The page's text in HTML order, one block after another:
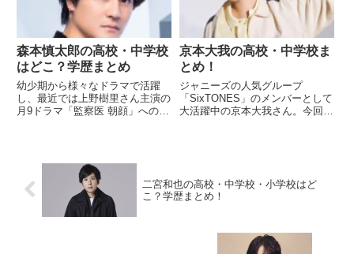
森本慎太郎の高校・中学校
はどこ？学歴まとめ
幼少期から様々なドラマで活躍
し、最近では上野樹里さん主演の
月9ドラマ「監察医 朝顔」への出
す。森本慎太郎の家族構成みんな
SixTONESの森本慎太...
京本大我の高校・中学校ま
とめ！
ジャニーズの人気グループ
「SixTONES」のメンバーとして
大活躍中の京本大我さん。今回
二宮和也の高校・中学校・小学校はど
こ？学歴まとめ！